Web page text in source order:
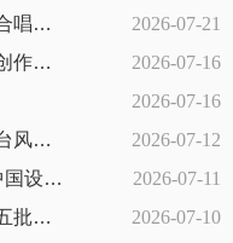
我校合唱团斩获第十八届中国国际合唱节菁英赛金奖
2026-07-21
国内首部音乐微短剧《风吹稻浪》创作总结会在南艺举行
2026-07-16
2026-07-16
省教育厅江涌厅长到我校检查督导台风防御及校园安全工作
2026-07-12
张凌浩校长出席教育部重大专项 “中国设计学自主知识体系构建研...
2026-07-11
我校传媒学院本科生党支部入选第五批全国党建工作“样板支部”
2026-07-10